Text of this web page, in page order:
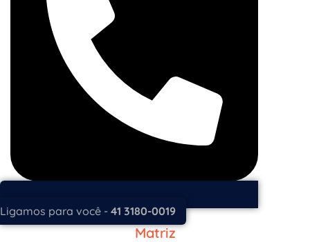
Ligamos para você - 41 3180-0019
Matriz